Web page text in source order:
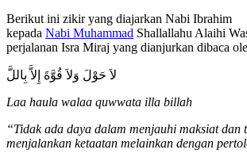
Berikut ini zikir yang diajarkan Nabi Ibrahim
kepada Nabi Muhammad Shallallahu Alaihi
perjalanan Isra Miraj yang dianjurkan dibaca
لاَ حَوْلَ وَلاَ قُوَّةَ إِلاَّ بِاللَّ
Laa haula walaa quwwata illa billah
“Tidak ada daya dalam menjauhi maksiat dan
menjalankan ketaatan melainkan dengan